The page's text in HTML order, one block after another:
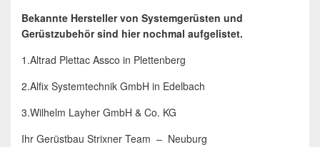
Bekannte Hersteller von Systemgerüsten und
Gerüstzubehör sind hier nochmal aufgelistet.
1.Altrad Plettac Assco in Plettenberg
2.Alfix Systemtechnik GmbH in Edelbach
3.Wilhelm Layher GmbH & Co. KG
Ihr Gerüstbau Strixner Team – Neuburg